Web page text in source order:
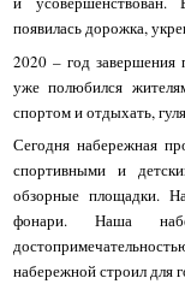
появилась дорожка,
2020 – год
уже полюбился
спортом и отдыхать,
Сегодня набережная
спортивными и
обзорные площадки.
фонари. Наша
набережной строил для